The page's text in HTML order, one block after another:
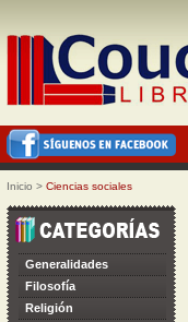
Inicio > Ciencias sociales
Generalidades
Filosofía
Religión